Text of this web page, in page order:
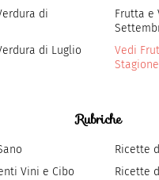
di
di Luglio
Frutta e
Vedi
Stagione
Rubriche
Vini e Cibo
Ricette
Ricette